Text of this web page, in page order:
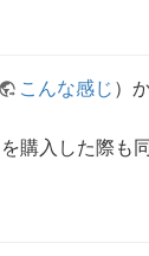
こんな感じ ）
購入した際も